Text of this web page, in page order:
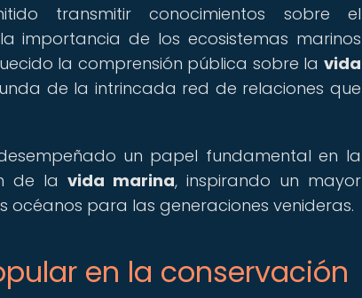
transmitir conocimientos sobre el
importancia de los ecosistemas marinos
la comprensión pública sobre la vida
de la intrincada red de relaciones que
un papel fundamental en la
de lavida marina, inspirando un mayor
océanos para las generaciones venideras.
en la conservación